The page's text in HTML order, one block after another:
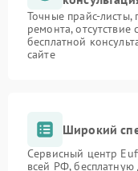
Точные прайс-листы,
ремонта,
бесплатной
сайте
Широкий
Сервисный центр
всей РФ, бесплатную